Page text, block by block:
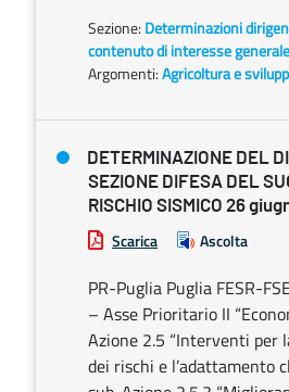
Sezione: Determinazioni
contenuto di interesse generale
Argomenti:Agricoltura e
DETERMINAZIONE DEL
SEZIONE DIFESA DEL
RISCHIO SISMICO 26
Scarica Ascolta
PR-Puglia Puglia FESR-
– Asse Prioritario II
Azione 2.5 “Interventi per
dei rischi e l’adattamento